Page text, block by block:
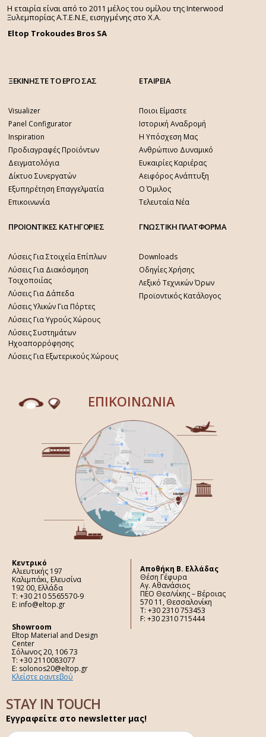
Η εταιρία είναι από το 2011 μέλος του ομίλου της Interwood
Ξυλεμπορίας Α.Τ.Ε.Ν.Ε, εισηγμένης στο Χ.A.
Eltop Trokoudes Bros SA
ΞΕΚΙΝΗΣΤΕ ΤΟ ΕΡΓΟ ΣΑΣ
Visualizer
Panel Configurator
Inspiration
Προδιαγραφές Προϊόντων
Δειγματολόγια
Δίκτυο Συνεργατών
Εξυπηρέτηση Επαγγελματία
Επικοινωνία
ΕΤΑΙΡΕΙΑ
Ποιοι Είμαστε
Ιστορική Αναδρομή
Η Υπόσχεση Μας
Ανθρώπινο Δυναμικό
Ευκαιρίες Καριέρας
Αειφόρος Ανάπτυξη
Ο Όμιλος
Τελευταία Νέα
ΠΡΟΙΟΝΤΙΚΕΣ ΚΑΤΗΓΟΡΙΕΣ
Λύσεις Για Στοιχεία Επίπλων
Λύσεις Για Διακόσμηση
Τοιχοποιίας
Λύσεις Για Δάπεδα
Λύσεις Υλικών Για Πόρτες
Λύσεις Για Υγρούς Χώρους
Λύσεις Συστημάτων
Ηχοαπορρόφησης
Λύσεις Για Εξωτερικούς Χώρους
ΓΝΩΣΤΙΚΗ ΠΛΑΤΦΟΡΜΑ
Downloads
Οδηγίες Χρήσης
Λεξικό Τεχνικών Όρων
Προϊοντικός Κατάλογος
ΕΠΙΚΟΙΝΩΝΙΑ
Κεντρικό
Αλιευτικής 197
Καλιμπάκι, Ελευσίνα
192 00, Ελλάδα
Τ: +30 210 5565570-9
E: info@eltop.gr
Showroom
Eltop Material and Design
Center
Σόλωνος 20, 106 73
Τ: +30 2110083077
E: solonos20@eltop.gr
Κλείστε ραντεβού
Aποθήκη Β. Ελλάδας
Θέση Γέφυρα
Αγ. Αθανάσιος
ΠΕΟ Θεσ/νίκης – Βέροιας
570 11, Θεσσαλονίκη
Τ: +30 2310 753453
F: +30 2310 715444
STAY IN TOUCH
Εγγραφείτε στο newsletter μας!